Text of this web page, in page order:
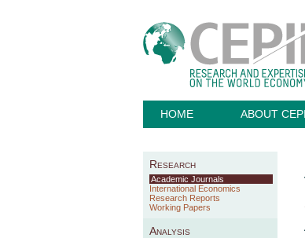
HOME ABOUT
Research
Academic Journals
International Economics
Research Reports
Working Papers
Analysis